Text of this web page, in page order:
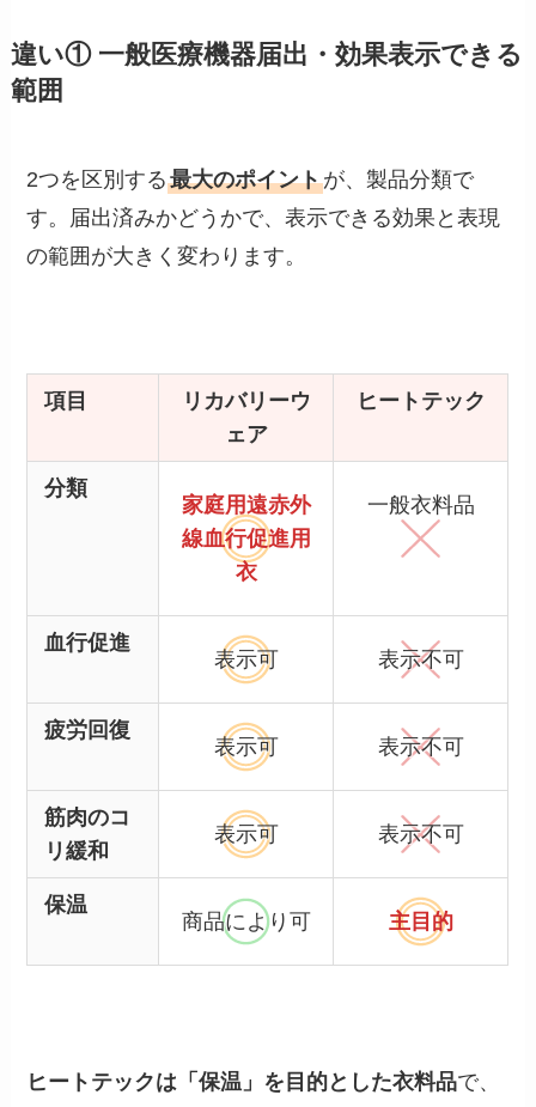
違い① 一般医療機器届出・効果表示できる
範囲
2つを区別する最大のポイントが、製品分類で
す。届出済みかどうかで、表示できる効果と表現
の範囲が大きく変わります。
項目
リカバリーウ
ェア
ヒートテック
分類
家庭用遠赤外
線血行促進用
衣
一般衣料品
血行促進
表示可 表示不可
疲労回復
表示可 表示不可
筋肉のコ
リ緩和
表示可 表示不可
保温
商品により可 主目的
ヒートテックは「保温」を目的とした衣料品で、